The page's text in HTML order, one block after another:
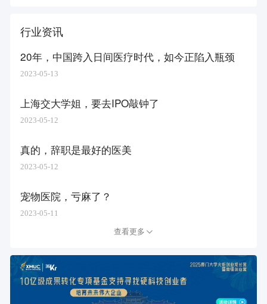
行业资讯
20年，中国跨入日间医疗时代，如今正陷入瓶颈
2023-05-13
上海交大学姐，要去IPO敲钟了
2023-05-12
真的，辞职是最好的医美
2023-05-12
宠物医院，亏麻了？
2023-05-11
查看更多